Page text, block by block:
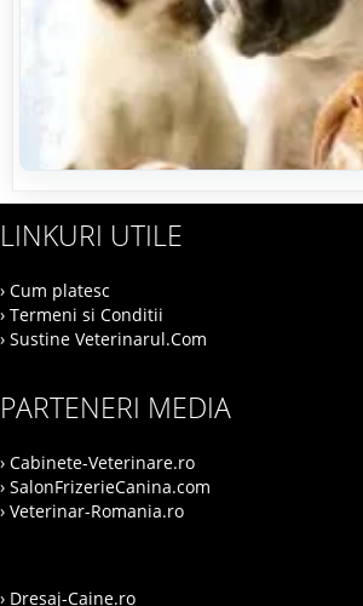
LINKURI UTILE
› Cum platesc
› Termeni si Conditii
› Sustine Veterinarul.Com
PARTENERI MEDIA
› Cabinete-Veterinare.ro
› SalonFrizerieCanina.com
› Veterinar-Romania.ro
› Dresaj-Caine.ro